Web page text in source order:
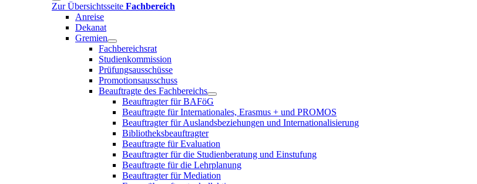
Zur Übersichtsseite Fachbereich
Anreise
Dekanat
Gremien
Fachbereichsrat
Studienkommission
Prüfungsausschüsse
Promotionsausschuss
Beauftragte des Fachbereichs
Beauftragter für BAFöG
Beauftragte für Internationales, Erasmus + und PROMOS
Beauftragter für Auslandsbeziehungen und Internationalisierung
Bibliotheksbeauftragter
Beauftragte für Evaluation
Beauftragter für die Studienberatung und Einstufung
Beauftragte für die Lehrplanung
Beauftragter für Mediation